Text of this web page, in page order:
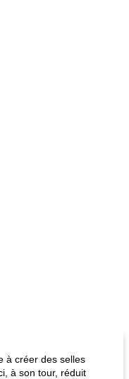
à créer des selles
à son tour, réduit